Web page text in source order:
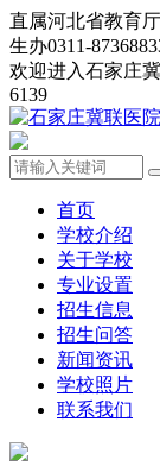
直属河北省教育
生办0311-
欢迎进入石家庄
6139
首页
学校介绍
关于学校
专业设置
招生信息
招生问答
新闻资讯
学校照片
联系我们